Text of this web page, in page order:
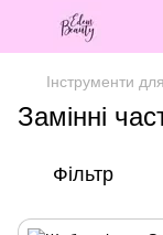
Інструменти
Замінні
Фільтр